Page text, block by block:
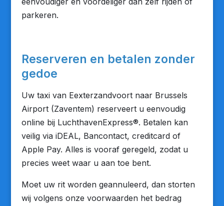
parkeren.
Reserveren en betalen zonder
gedoe
Uw taxi van Eexterzandvoort naar Brussels
Airport (Zaventem) reserveert u eenvoudig
online bij LuchthavenExpress®. Betalen kan
veilig via iDEAL, Bancontact, creditcard of
Apple Pay. Alles is vooraf geregeld, zodat u
precies weet waar u aan toe bent.
Moet uw rit worden geannuleerd, dan storten
wij volgens onze voorwaarden het bedrag